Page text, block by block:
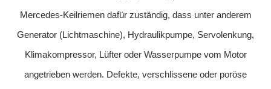
Mercedes-Keilriemen dafür zuständig, dass unter anderem
Generator (Lichtmaschine), Hydraulikpumpe, Servolenkung,
Klimakompressor, Lüfter oder Wasserpumpe vom Motor
angetrieben werden. Defekte, verschlissene oder poröse